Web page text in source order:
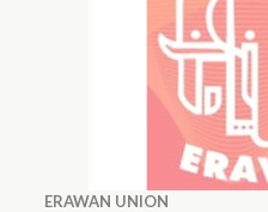
ERAWAN UNION